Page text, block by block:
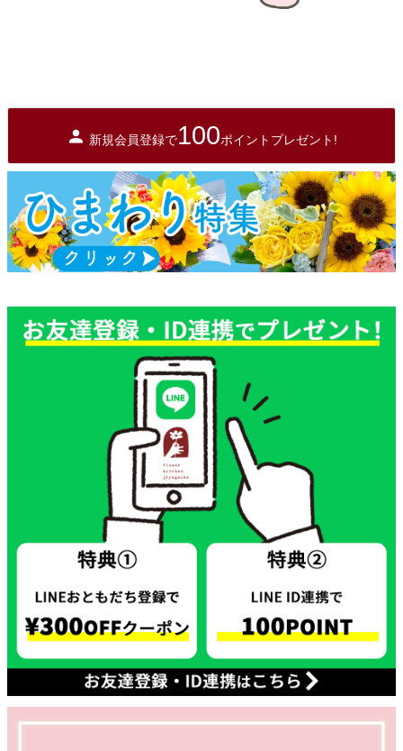
新規会員登録で100ポイントプレゼント!